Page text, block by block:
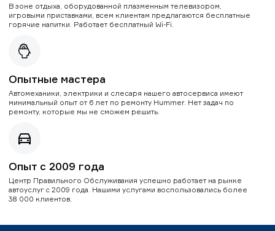
В зоне отдыха, оборудованной плазменным телевизором,
игровыми приставками, всем клиентам предлагаются бесплатные
горячие напитки. Работает бесплатный Wi-Fi.
Опытные мастера
Автомеханики, электрики и слесаря нашего автосервиса имеют
минимальный опыт от 6 лет по ремонту Hummer. Нет задач по
ремонту, которые мы не сможем решить.
Опыт с 2009 года
Центр Правильного Обслуживания успешно работает на рынке
автоуслуг с 2009 года. Нашими услугами воспользовались более
38 000 клиентов.